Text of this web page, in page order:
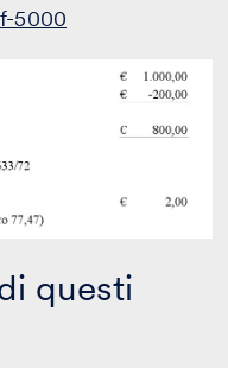
5000
questi